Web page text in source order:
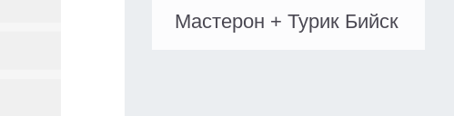
Мастерон + Турик Бийск